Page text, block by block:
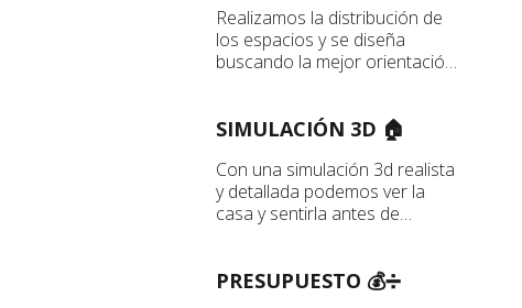
Realizamos la distribución de
los espacios y se diseña
buscando la mejor orientación,
SIMULACIÓN 3D 🏠
Con una simulación 3d realista
y detallada podemos ver la
casa y sentirla antes de
PRESUPUESTO 💰➗